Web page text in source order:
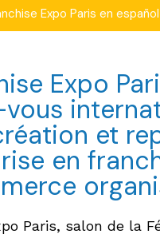
Expo Paris en español
Expo
et
en
Paris, salon de la